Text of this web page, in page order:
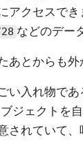
アクセスでき
などのデー
あとからも
い入れ物であ
ジェクトを
されていて